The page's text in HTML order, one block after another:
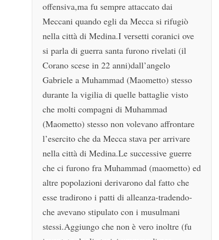
offensiva,ma fu sempre attaccato dai
Meccani quando egli da Mecca si rifugiò
nella città di Medina.I versetti coranici ove
si parla di guerra santa furono rivelati (il
Corano scese in 22 anni)dall’angelo
Gabriele a Muhammad (Maometto) stesso
durante la vigilia di quelle battaglie visto
che molti compagni di Muhammad
(Maometto) stesso non volevano affrontare
l’esercito che da Mecca stava per arrivare
nella città di Medina.Le successive guerre
che ci furono fra Muhammad (maometto) ed
altre popolazioni derivarono dal fatto che
esse tradirono i patti di alleanza-tradendo-
che avevano stipulato con i musulmani
stessi.Aggiungo che non è vero inoltre (fu